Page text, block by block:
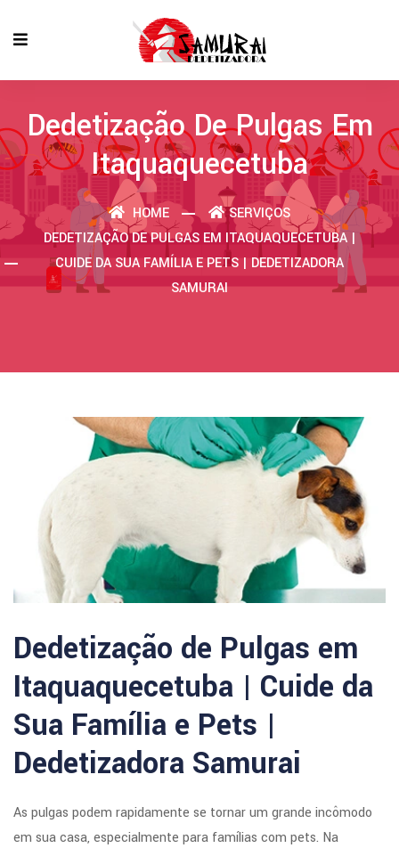
Dedetização De Pulgas Em
Itaquaquecetuba
HOME
SERVIÇOS
DEDETIZAÇÃO DE PULGAS EM ITAQUAQUECETUBA |
CUIDE DA SUA FAMÍLIA E PETS | DEDETIZADORA
SAMURAI
Dedetização de Pulgas em
Itaquaquecetuba | Cuide da
Sua Família e Pets |
Dedetizadora Samurai
As pulgas podem rapidamente se tornar um grande incômodo
em sua casa, especialmente para famílias com pets. Na